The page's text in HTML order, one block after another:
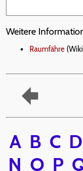
Weitere
Raumfähre
A B C D
N O P